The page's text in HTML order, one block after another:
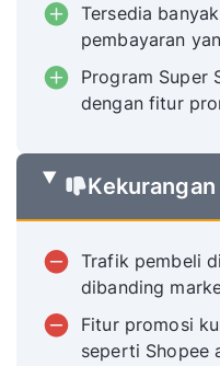
Tersedia
pembayaran
Program Super
dengan fitur
Kekurangan
Trafik pembeli
dibanding
Fitur promosi
seperti Shopee